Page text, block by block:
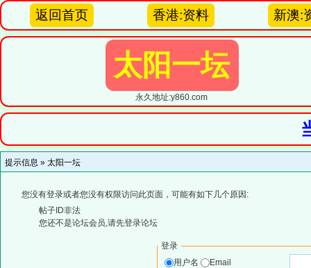
返回首页 香港:资料 新澳:
太阳一坛
永久地址:y860.com
提示信息 » 太阳一坛
您没有登录或者您没有权限访问此页面，可能有如下几个原因:
帖子ID非法
您还不是论坛会员,请先登录论坛
登录
用户名
Email